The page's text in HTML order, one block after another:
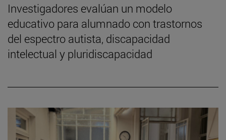
Investigadores evalúan un modelo
educativo para alumnado con trastornos
del espectro autista, discapacidad
intelectual y pluridiscapacidad